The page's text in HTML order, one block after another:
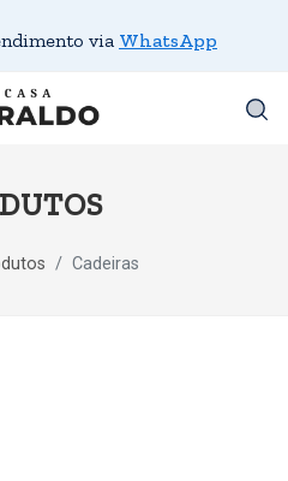
via WhatsApp
Cadeiras